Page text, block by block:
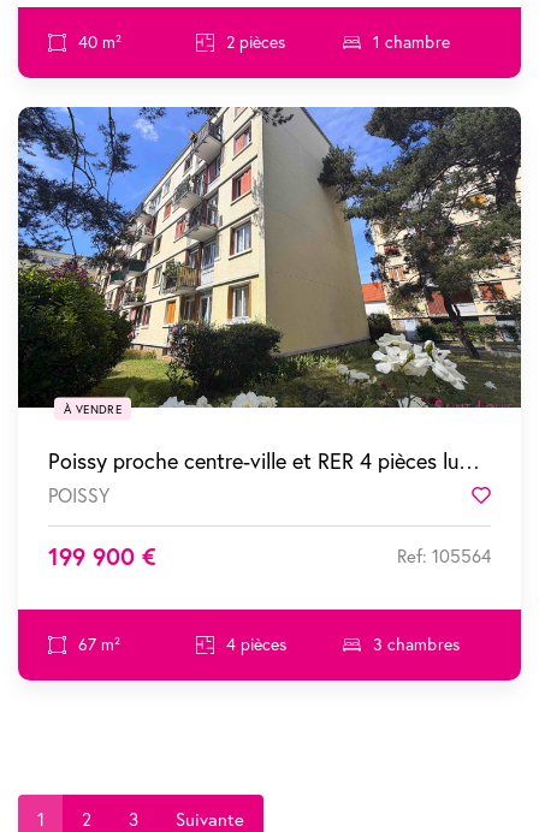
40 m² 2 pièces 1 chambre
SOUS COMPROMIS
À VENDRE
Poissy proche centre-ville et RER 4 pièces lumineux avec balcon et pkg
POISSY
199 900 € Ref: 105564
67 m² 4 pièces 3 chambres
1 2 3 Suivante